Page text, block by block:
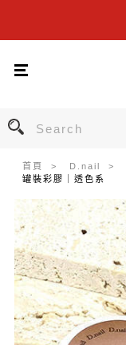
首頁 D.nail
罐裝彩膠｜透色系